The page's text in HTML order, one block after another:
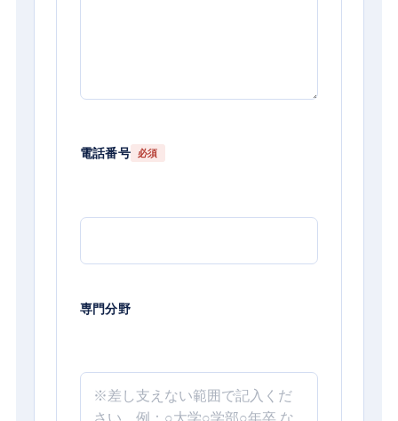
電話番号 必須
専門分野